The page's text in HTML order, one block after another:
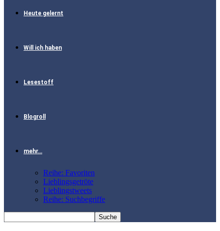
Heute gelernt
Will ich haben
Lesestoff
Blogroll
mehr…
Reihe: Favoriten
Lieblingsgetröte
Lieblingstweets
Reihe: Suchbegriffe